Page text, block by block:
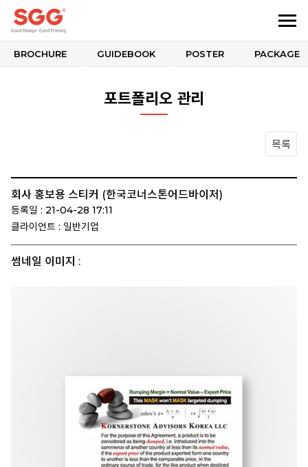
BROCHURE GUIDEBOOK POSTER PACKAGE
포트폴리오 관리
목록
회사 홍보용 스티커 (한국코너스톤어드바이저)
등록일 : 21-04-28 17:11
클라이언트 : 일반기업
썸네일 이미지 :